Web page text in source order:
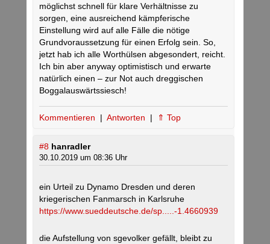
möglichst schnell für klare Verhältnisse zu
sorgen, eine ausreichend kämpferische
Einstellung wird auf alle Fälle die nötige
Grundvoraussetzung für einen Erfolg sein. So,
jetzt hab ich alle Worthülsen abgesondert, reicht.
Ich bin aber anyway optimistisch und erwarte
natürlich einen – zur Not auch dreggischen
Boggalauswärtssiesch!
Kommentieren | Antworten | ⇑ Top
#8 hanradler
30.10.2019 um 08:36 Uhr
ein Urteil zu Dynamo Dresden und deren
kriegerischen Fanmarsch in Karlsruhe
https://www.sueddeutsche.de/sp.....-1.4660939
die Aufstellung von sgevolker gefällt, bleibt zu